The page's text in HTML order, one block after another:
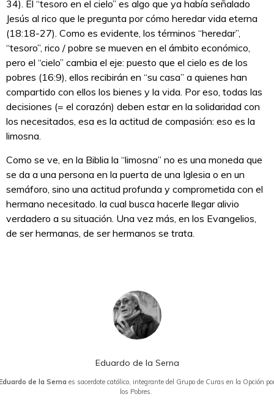
34). El “tesoro en el cielo” es algo que ya había señalado
Jesús al rico que le pregunta por cómo heredar vida eterna
(18:18-27). Como es evidente, los términos “heredar”,
“tesoro”, rico / pobre se mueven en el ámbito económico,
pero el “cielo” cambia el eje: puesto que el cielo es de los
pobres (16:9), ellos recibirán en “su casa” a quienes han
compartido con ellos los bienes y la vida. Por eso, todas las
decisiones (= el corazón) deben estar en la solidaridad con
los necesitados, esa es la actitud de compasión: eso es la
limosna.
Como se ve, en la Biblia la “limosna” no es una moneda que
se da a una persona en la puerta de una Iglesia o en un
semáforo, sino una actitud profunda y comprometida con el
hermano necesitado. la cual busca hacerle llegar alivio
verdadero a su situación. Una vez más, en los Evangelios,
de ser hermanas, de ser hermanos se trata.
Eduardo de la Serna
de la Serna es sacerdote católico, integrante del Grupo de Curas en la Opción
los Pobres.